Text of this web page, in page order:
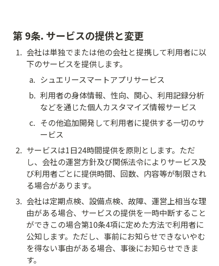
第 9条. サービスの提供と変更
1. 会社は単独でまたは他の会社と提携して利用者に以
下のサービスを提供します。
a. シュエリースマートアプリサービス
b. 利用者の身体情報、性向、関心、利用記録分析
などを通じた個人カスタマイズ情報サービス
c. その他追加開発して利用者に提供する一切のサ
ービス
2. サービスは1日24時間提供を原則とします。ただ
し、会社の運営方針及び関係法令によりサービス及
び利用者ごとに提供時間、回数、内容等が制限され
る場合があります。
3. 会社は定期点検、設備点検、故障、運営上相当な理
由がある場合、サービスの提供を一時中断すること
ができこの場合第10条4項に定めた方法で利用者に
公知します。ただし、事前にお知らせできないやむ
を得ない事由がある場合、事後にお知らせできま
す。